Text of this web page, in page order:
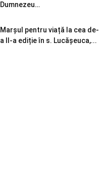
Dumnezeu…
Marșul pentru viață la cea de-
a II-a ediție în s. Lucășeuca,...